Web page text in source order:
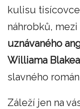
kulisu
náhrobků,
uznávaného
Williama
slavného
Záleží jen na